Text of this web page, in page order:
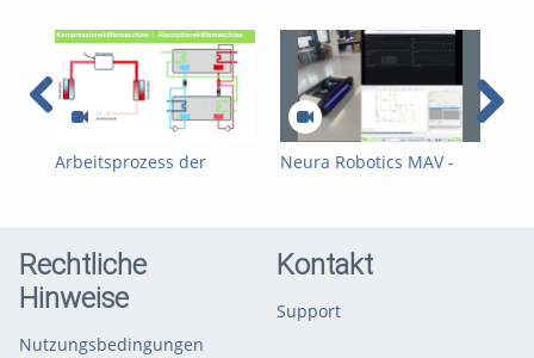
Arbeitsprozess der
Neura Robotics MAV -
Rechtliche
Hinweise
Nutzungsbedingungen
Kontakt
Support